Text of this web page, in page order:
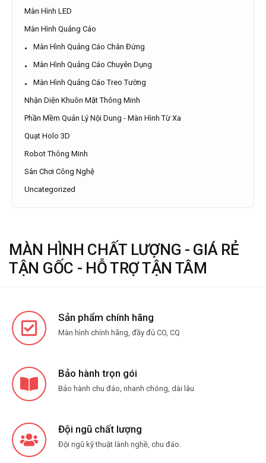
Màn Hình LED
Màn Hình Quảng Cáo
Màn Hình Quảng Cáo Chân Đứng
Màn Hình Quảng Cáo Chuyên Dụng
Màn Hình Quảng Cáo Treo Tường
Nhận Diện Khuôn Mặt Thông Minh
Phần Mềm Quản Lý Nội Dung - Màn Hình Từ Xa
Quạt Holo 3D
Robot Thông Minh
Sân Chơi Công Nghệ
Uncategorized
MÀN HÌNH CHẤT LƯỢNG - GIÁ RẺ
TẬN GỐC - HỖ TRỢ TẬN TÂM
Sản phẩm chính hãng
Màn hình chính hãng, đầy đủ CO, CQ
Bảo hành trọn gói
Bảo hành chu đáo, nhanh chóng, dài lâu
Đội ngũ chất lượng
Đội ngũ kỹ thuật lành nghề, chu đáo.